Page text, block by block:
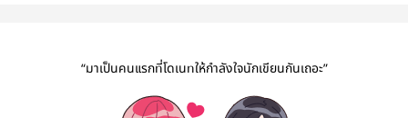
“มาเป็นคนแรกที่โดเนทให้กำลังใจนักเขียนกันเถอะ”